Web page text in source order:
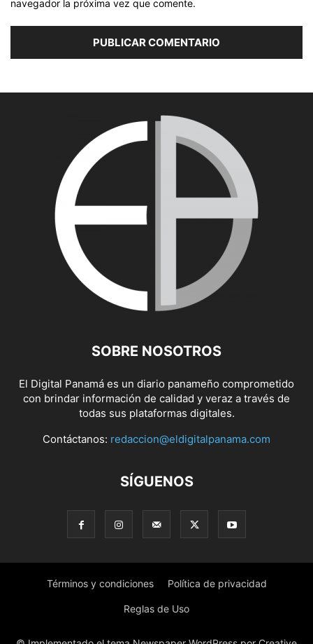
navegador la próxima vez que comente.
SOBRE NOSOTROS
El Digital Panamá es un diario panameño comprometido
con brindar información de calidad y veraz a través de
todas sus plataformas digitales.
Contáctanos: redaccion@eldigitalpanama.com
SÍGUENOS
Términos y condiciones Política de privacidad
Reglas de Uso